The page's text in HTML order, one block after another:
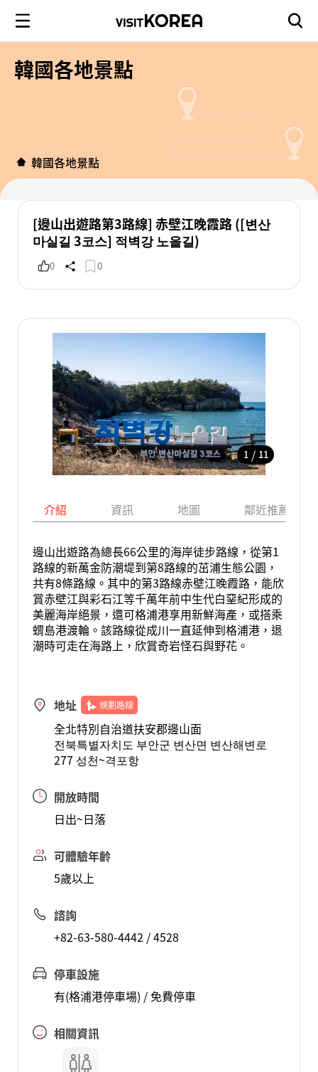
韓國各地景點
韓國各地景點
[邊山出遊路第3路線] 赤壁江晚霞路 ([변산
마실길 3코스] 적벽강 노을길)
0 0
1 / 11
介紹 資訊 地圖 鄰近推薦景點
邊山出遊路為總長66公里的海岸徒步路線，從第1
路線的新萬金防潮堤到第8路線的茁浦生態公園，
共有8條路線。其中的第3路線赤壁江晚霞路，能欣
賞赤壁江與彩石江等千萬年前中生代白堊紀形成的
美麗海岸絕景，還可格浦港享用新鮮海產，或搭乘
蝟島港渡輪。該路線從成川一直延伸到格浦港，退
潮時可走在海路上，欣賞奇岩怪石與野花。
地址 規劃路線
全北特別自治道扶安郡邊山面
전북특별자치도 부안군 변산면 변산해변로
277 성천~격포항
開放時間
日出~日落
可體驗年齡
5歲以上
諮詢
+82-63-580-4442 / 4528
停車設施
有(格浦港停車場) / 免費停車
相關資訊